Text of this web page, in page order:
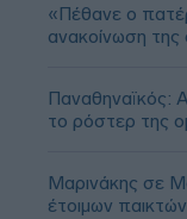
«Πέθανε ο
ανακοίνωση της
Παναθηναϊκός:
το ρόστερ της
Μαρινάκης σε
έτοιμων